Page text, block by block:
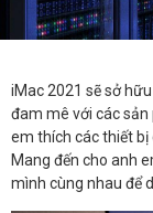
iMac 2021 sẽ sở
đam mê với các sản
em thích các thiết bị
Mang đến cho anh
mình cùng nhau để